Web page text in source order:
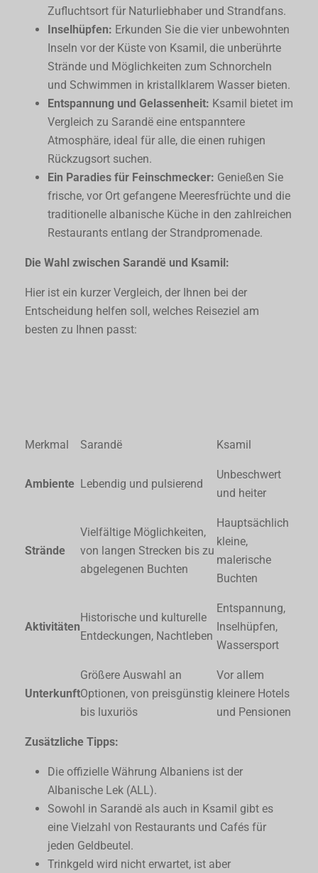
Zufluchtsort für Naturliebhaber und Strandfans.
Inselhüpfen: Erkunden Sie die vier unbewohnten
Inseln vor der Küste von Ksamil, die unberührte
Strände und Möglichkeiten zum Schnorcheln
und Schwimmen in kristallklarem Wasser bieten.
Entspannung und Gelassenheit: Ksamil bietet im
Vergleich zu Sarandë eine entspanntere
Atmosphäre, ideal für alle, die einen ruhigen
Rückzugsort suchen.
Ein Paradies für Feinschmecker: Genießen Sie
frische, vor Ort gefangene Meeresfrüchte und die
traditionelle albanische Küche in den zahlreichen
Restaurants entlang der Strandpromenade.
Die Wahl zwischen Sarandë und Ksamil:
Hier ist ein kurzer Vergleich, der Ihnen bei der
Entscheidung helfen soll, welches Reiseziel am
besten zu Ihnen passt:
Merkmal Sarandë Ksamil
Ambiente Lebendig und pulsierend
Unbeschwert
und heiter
Strände
Vielfältige Möglichkeiten,
von langen Strecken bis zu
abgelegenen Buchten
Hauptsächlich
kleine,
malerische
Buchten
Aktivitäten
Historische und kulturelle
Entdeckungen, Nachtleben
Entspannung,
Inselhüpfen,
Wassersport
Unterkunft
Größere Auswahl an
Optionen, von preisgünstig
bis luxuriös
Vor allem
kleinere Hotels
und Pensionen
Zusätzliche Tipps:
Die offizielle Währung Albaniens ist der
Albanische Lek (ALL).
Sowohl in Sarandë als auch in Ksamil gibt es
eine Vielzahl von Restaurants und Cafés für
jeden Geldbeutel.
Trinkgeld wird nicht erwartet, ist aber